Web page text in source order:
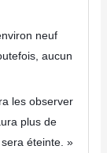
neuf
aucun
les observer
plus de
éteinte. »